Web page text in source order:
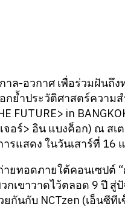
ล-อวกาศ เพื่อร่วมฝันถึง
ย้ำประวัติศาสตร์ความส
FUTURE> in
จอร์> อิน แบงค็อก) ณ ส
ารแสดง ในวันเสาร์ที่
ยทอดภายใต้คอนเซปต์
กเขาวาดไว้ตลอด 9 ปี
กันกับ NCTzen (เอ็นซีที